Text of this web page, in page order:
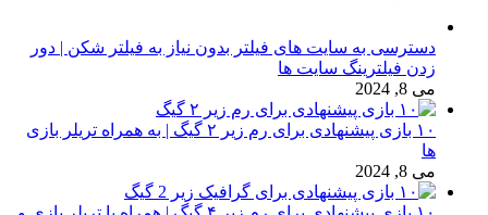
دسترسی به سایت های فیلتر بدون نیاز به فیلتر شکن | دور
زدن فیلترینگ سایت ها
می 8, 2024
۱۰ بازی پیشنهادی برای رم زیر ۲ گیگ | به همراه تریلر بازی
ها
می 8, 2024